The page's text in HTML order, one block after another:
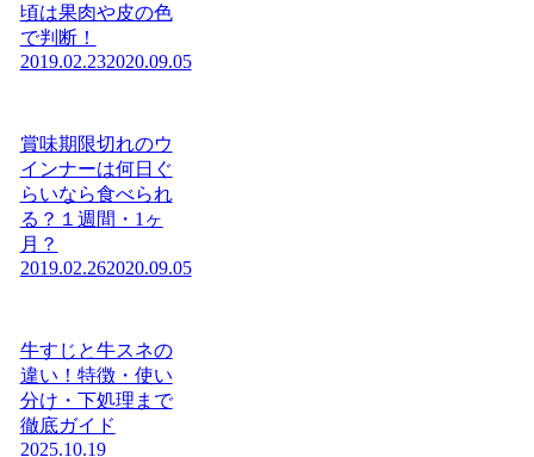
頃は果肉や皮の色
で判断！
2019.02.232020.09.05
賞味期限切れのウ
インナーは何日ぐ
らいなら食べられ
る？１週間・1ヶ
月？
2019.02.262020.09.05
牛すじと牛スネの
違い！特徴・使い
分け・下処理まで
徹底ガイド
2025.10.19